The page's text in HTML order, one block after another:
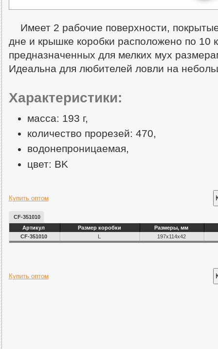
Имеет 2 рабочие поверхности,
дне и крышке коробки расположено по 10
предназначенных для мелких мух
Идеальна для любителей ловли на
Характеристики:
масса: 193 г,
количество прорезей: 470,
водонепроницаемая,
цвет: BK
Купить оптом
CF-351010
Артикул
Размер коробки
Размеры, мм
CF-351010
197x114x42
Купить оптом